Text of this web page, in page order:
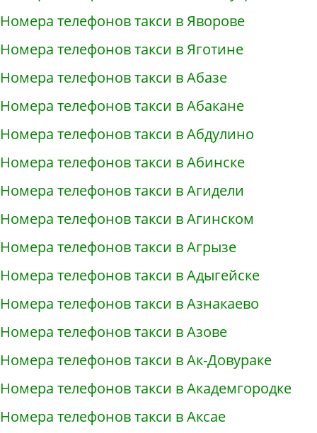
Номера телефонов такси в Яворове
Номера телефонов такси в Яготине
Номера телефонов такси в Абазе
Номера телефонов такси в Абакане
Номера телефонов такси в Абдулино
Номера телефонов такси в Абинске
Номера телефонов такси в Агидели
Номера телефонов такси в Агинском
Номера телефонов такси в Агрызе
Номера телефонов такси в Адыгейске
Номера телефонов такси в Азнакаево
Номера телефонов такси в Азове
Номера телефонов такси в Ак-Довураке
Номера телефонов такси в Академгородке
Номера телефонов такси в Аксае